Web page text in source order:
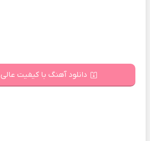
دانلود آهنگ با کیفیت عالی 320